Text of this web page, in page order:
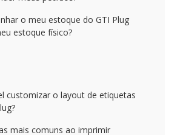
o meu estoque do GTI Plug
estoque físico?
customizar o layout de etiquetas
mais comuns ao imprimir